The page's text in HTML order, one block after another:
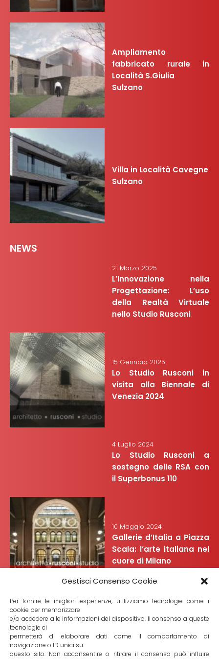
Gestisci Consenso Cookie
Per fornire le migliori esperienze, utilizziamo tecnologie come i
cookie per memorizzare
e/o accedere alle informazioni del dispositivo. Il consenso a queste
tecnologie ci
permetterà di elaborare dati come il comportamento di
navigazione o ID unici su
questo sito. Non acconsentire o ritirare il consenso può influire
Ampliamento
fabbricato rurale in
Località S.Giulia
Sulzano
Villa in Località Cavegne
Sulzano
NEWS
21 Marzo 2025
L’Innovazione nella
Progettazione: L’uso
della Realtà Virtuale
nello Studio Rusconi
15 Gennaio 2025
Lo Studio Rusconi in
visita alla Biennale di
Venezia 2024
4 Luglio 2024
Lo Studio Rusconi a
sostegno delle RSA con
il Superbonus 110
10 Maggio 2024
Gallerie d’Italia a Piazza
Scala: l’arte italiana nel
cuore di Milano
7 Febbraio 2024
Rovereto: molto più di un